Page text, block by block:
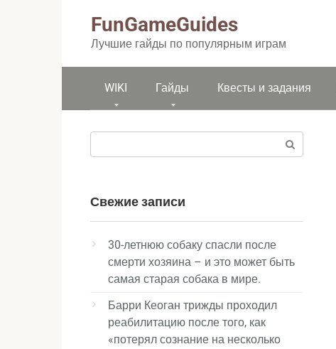
FunGameGuides
Лучшие гайды по популярным играм
WIKI Гайды Квесты и задания
Свежие записи
30-летнюю собаку спасли после
смерти хозяина – и это может быть
самая старая собака в мире.
Барри Кеоган трижды проходил
реабилитацию после того, как
«потерял сознание на несколько